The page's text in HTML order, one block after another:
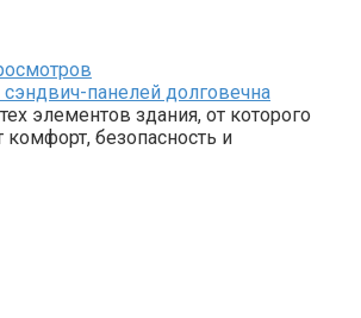
панелей долговечна
элементов здания, от которого
безопасность и